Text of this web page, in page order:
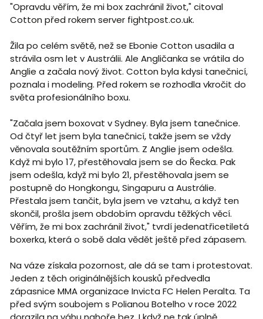
"Opravdu věřím, že mi box zachránil život," citoval
Cotton před rokem server fightpost.co.uk.
Žila po celém světě, než se Ebonie Cotton usadila a
strávila osm let v Austrálii. Ale Angličanka se vrátila do
Anglie a začala nový život. Cotton byla kdysi tanečnicí,
poznala i modeling. Před rokem se rozhodla vkročit do
světa profesionálního boxu.
"Začala jsem boxovat v Sydney. Byla jsem tanečnice.
Od čtyř let jsem byla tanečnicí, takže jsem se vždy
věnovala soutěžním sportům. Z Anglie jsem odešla.
Když mi bylo 17, přestěhovala jsem se do Řecka. Pak
jsem odešla, když mi bylo 21, přestěhovala jsem se
postupně do Hongkongu, Singapuru a Austrálie.
Přestala jsem tančit, byla jsem ve vztahu, a když ten
skončil, prošla jsem obdobím opravdu těžkých věcí.
Věřím, že mi box zachránil život," tvrdí jedenatřicetiletá
boxerka, která o sobě dala vědět ještě před zápasem.
Na váze získala pozornost, ale dá se tam i protestovat.
Jeden z těch originálnějších kousků předvedla
zápasnice MMA organizace Invicta FC Helen Peralta. Ta
před svým soubojem s Polianou Botelho v roce 2022